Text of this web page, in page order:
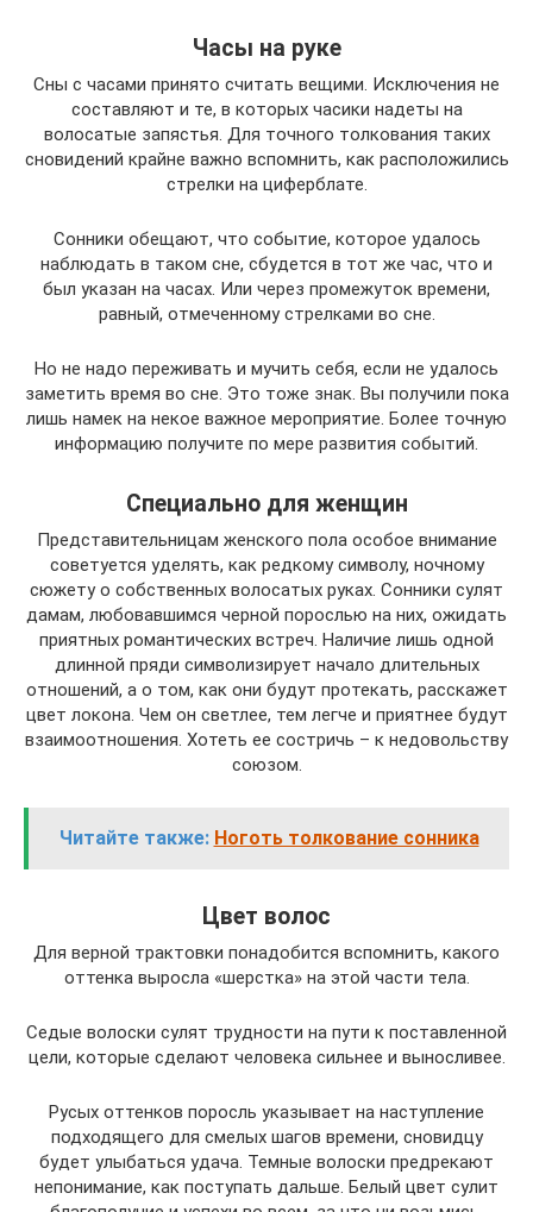
Часы на руке
Сны с часами принято считать вещими. Исключения не
составляют и те, в которых часики надеты на
волосатые запястья. Для точного толкования таких
сновидений крайне важно вспомнить, как расположились
стрелки на циферблате.
Сонники обещают, что событие, которое удалось
наблюдать в таком сне, сбудется в тот же час, что и
был указан на часах. Или через промежуток времени,
равный, отмеченному стрелками во сне.
Но не надо переживать и мучить себя, если не удалось
заметить время во сне. Это тоже знак. Вы получили пока
лишь намек на некое важное мероприятие. Более точную
информацию получите по мере развития событий.
Специально для женщин
Представительницам женского пола особое внимание
советуется уделять, как редкому символу, ночному
сюжету о собственных волосатых руках. Сонники сулят
дамам, любовавшимся черной порослью на них, ожидать
приятных романтических встреч. Наличие лишь одной
длинной пряди символизирует начало длительных
отношений, а о том, как они будут протекать, расскажет
цвет локона. Чем он светлее, тем легче и приятнее будут
взаимоотношения. Хотеть ее состричь – к недовольству
союзом.
Читайте также: Ноготь толкование сонника
Цвет волос
Для верной трактовки понадобится вспомнить, какого
оттенка выросла «шерстка» на этой части тела.
Седые волоски сулят трудности на пути к поставленной
цели, которые сделают человека сильнее и выносливее.
Русых оттенков поросль указывает на наступление
подходящего для смелых шагов времени, сновидцу
будет улыбаться удача. Темные волоски предрекают
непонимание, как поступать дальше. Белый цвет сулит